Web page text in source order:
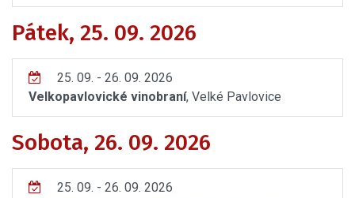
Pátek, 25. 09. 2026
25. 09. - 26. 09. 2026
Velkopavlovické vinobraní, Velké Pavlovice
Sobota, 26. 09. 2026
25. 09. - 26. 09. 2026